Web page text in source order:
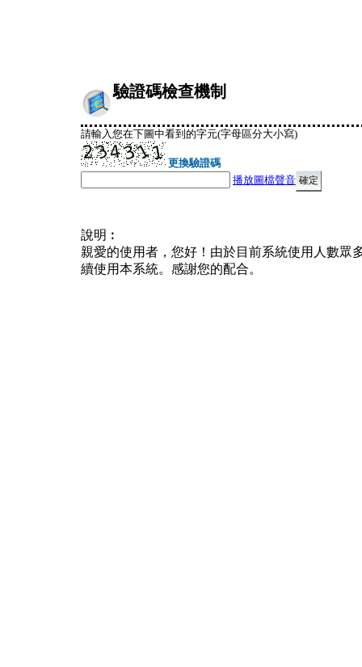
驗證碼檢查機制
請輸入您在下圖中看到的字元(字母區分大小寫)
更換驗證碼
播放圖檔聲音
說明︰
親愛的使用者，您好！由於目前系統使用人數眾
續使用本系統。感謝您的配合。